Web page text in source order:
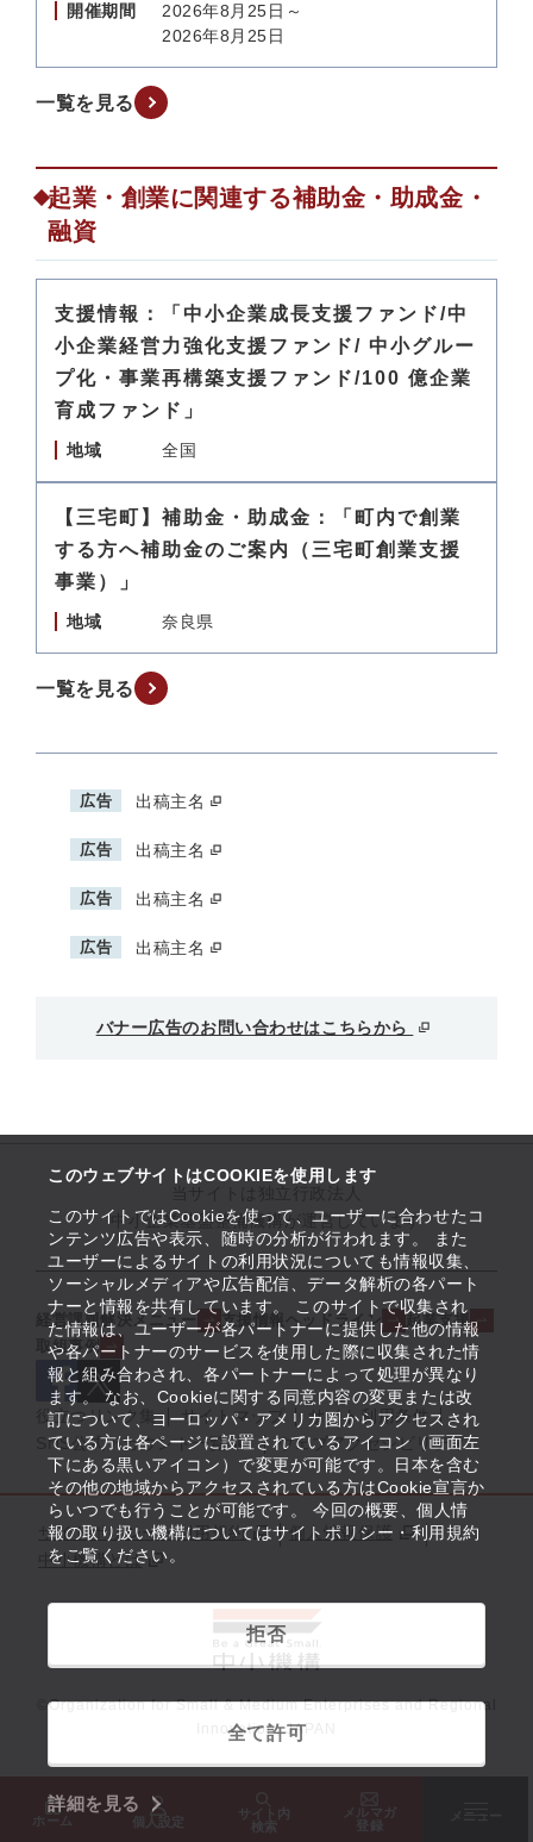
このウェブサイトはCOOKIEを使用します
このサイトではCookieを使って、ユーザーに合わせたコ
ンテンツ広告や表示、随時の分析が行われます。 また
ユーザーによるサイトの利用状況についても情報収集、
ソーシャルメディアや広告配信、データ解析の各パート
ナーと情報を共有しています。 このサイトで収集され
た情報は、ユーザーが各パートナーに提供した他の情報
や各パートナーのサービスを使用した際に収集された情
報と組み合わされ、各パートナーによって処理が異なり
ます。 なお、Cookieに関する同意内容の変更または改
訂について、ヨーロッパ・アメリカ圏からアクセスされ
ている方は各ページに設置されているアイコン（画面左
下にある黒いアイコン）で変更が可能です。日本を含む
その他の地域からアクセスされている方はCookie宣言か
らいつでも行うことが可能です。 今回の概要、個人情
報の取り扱い機構についてはサイトポリシー・利用規約
をご覧ください。
拒否
全て許可
詳細を見る
ホーム 個人設定
サイト内
検索
メルマガ
登録
開催期間
2026年8月25日～
2026年8月25日
一覧を見る
起業・創業に関連する補助金・助成金・
融資
支援情報：「中小企業成長支援ファンド/中
小企業経営力強化支援ファンド/ 中小グルー
プ化・事業再構築支援ファンド/100 億企業
育成ファンド」
地域 全国
【三宅町】補助金・助成金：「町内で創業
する方へ補助金のご案内（三宅町創業支援
事業）」
地域 奈良県
一覧を見る
広告 出稿主名
広告 出稿主名
広告 出稿主名
広告 出稿主名
バナー広告のお問い合わせはこちらから
中小企業基盤整備機構が運営しています
経営課題解決メニュー 支援情報ヘッドライン
起業支援
取組事例
役立つリンク集 サイトマップ
サイト利用条件
SNS公式アカウント一覧
ウェブアクセシビリティ
サイトポリシー・利用規約
個人情報保護
中小機構とは
©Organization for Small & Medium Enterprises and Regional
Innovation, JAPAN